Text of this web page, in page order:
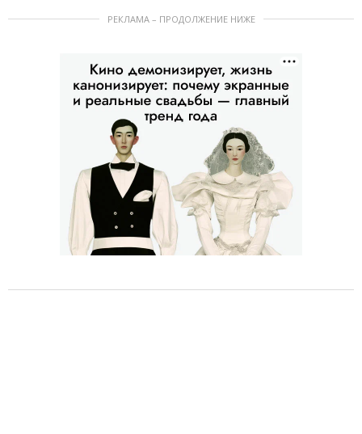
РЕКЛАМА – ПРОДОЛЖЕНИЕ НИЖЕ